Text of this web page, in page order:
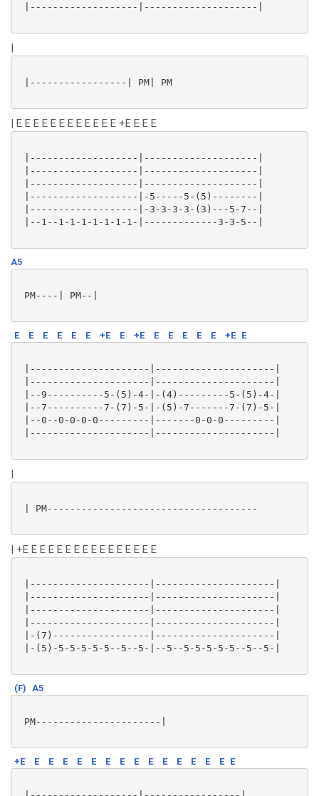
|-------------------|--------------------|
|
|-----------------| PM| PM
| E E E E E E E E E E E E +E E E E
|-------------------|--------------------|
|-------------------|--------------------|
|-------------------|--------------------|
|-------------------|-5-----5-(5)--------|
|-------------------|-3-3-3-3-(3)---5-7--|
|--1--1-1-1-1-1-1-1-|-------------3-3-5--|
A5
PM----| PM--|
E E E E E E +E E +E E E E E E +E E
|---------------------|---------------------|
|---------------------|---------------------|
|--9----------5-(5)-4-|-(4)---------5-(5)-4-|
|--7----------7-(7)-5-|-(5)-7-------7-(7)-5-|
|--0--0-0-0-0---------|-------0-0-0---------|
|---------------------|---------------------|
|
| PM-------------------------------------
| +E E E E E E E E E E E E E E E E
|---------------------|---------------------|
|---------------------|---------------------|
|---------------------|---------------------|
|---------------------|---------------------|
|-(7)-----------------|---------------------|
|-(5)-5-5-5-5-5--5--5-|--5--5-5-5-5-5--5--5-|
(F) A5
PM----------------------|
+E E E E E E E E E E E E E E E E